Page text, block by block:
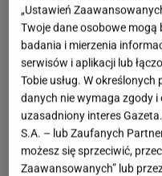
„Ustawień
Twoje dane osobowe
badania i mierzenia
serwisów i aplikacji lub
Tobie usług. W
danych nie wymaga zgody
uzasadniony interes
S.A. – lub Zaufanych
możesz się sprzeciwić,
Zaawansowanych” lub